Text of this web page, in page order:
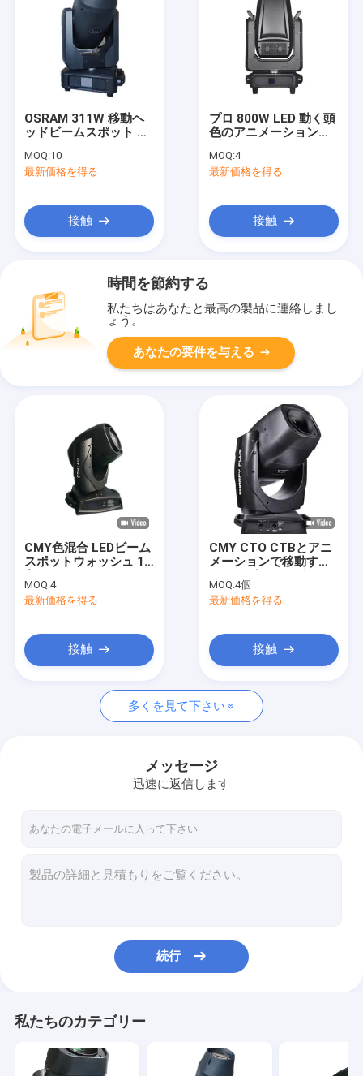
製品
ビデオ
OSRAM 311W 移動ヘ
ッドビームスポット 洗
ル 8000K 色温
MOQ:10
最新価格を得る
接触
プロ 800W LED 動く頭
色のアニメーションと
MOQ:4
最新価格を得る
接触
時間を節約する
私たちはあなたと最高の製品に連絡しまし
ょう。
あなたの要件を与える
CMY色混合 LEDビーム
スポットウォッシュ 14
ィルター
MOQ:4
最新価格を得る
接触
CMY CTO CTBとアニ
メーションで移動する
洗浄 31 DMXチャンネ
ル
MOQ:4個
最新価格を得る
接触
多くを見て下さい
メッセージ
迅速に返信します
続行
私たちのカテゴリー